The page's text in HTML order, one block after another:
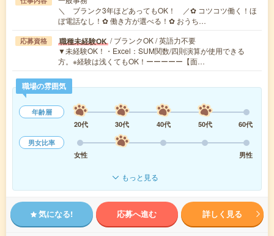
＼ ブランク3年ほどあってもOK！ ／✿ コツコツ働く！ほ
ぼ電話なし！✿ 働き方が選べる！✿ おうち…
応募資格 職種未経験OK / ブランクOK / 英語力不要
▼未経験OK！・Excel：SUM関数/四則演算が使用できる
方。※経験は浅くてもOK！ーーーーー【面…
職場の雰囲気
年齢層
20代
30代 40代 50代
60代
男女比率
女性
男性
もっと見る
気になる! 応募へ進む 詳しく見る